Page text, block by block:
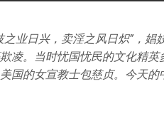
之业日兴，卖淫之风日炽”，
凌。当时忧国忧民的文化精
国的女宣教士包慈贞。今天的